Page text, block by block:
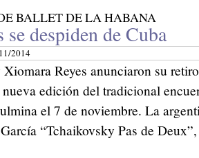
BALLET DE LA HABANA
se despiden de Cuba
2014
Reyes anunciaron su
nueva edición del tradicional
el 7 de noviembre. La
“Tchaikovsky Pas de